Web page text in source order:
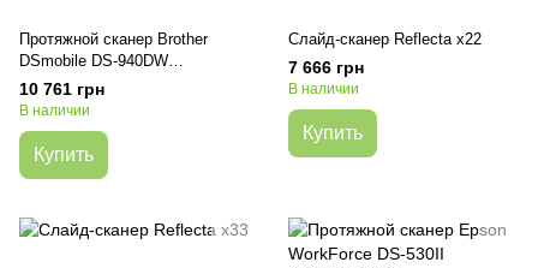
Протяжной сканер Brother
DSmobile DS-940DW
(DS940DWTK1)
10 761 грн
В наличии
Купить
Слайд-сканер Reflecta x22
7 666 грн
В наличии
Купить